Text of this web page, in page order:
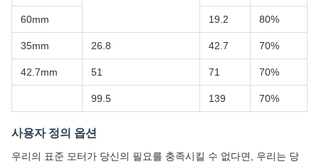
60mm 19.2 80%
35mm 26.8 42.7 70%
42.7mm 51 71 70%
99.5 139 70%
사용자 정의 옵션
우리의 표준 모터가 당신의 필요를 충족시킬 수 없다면, 우리는 당